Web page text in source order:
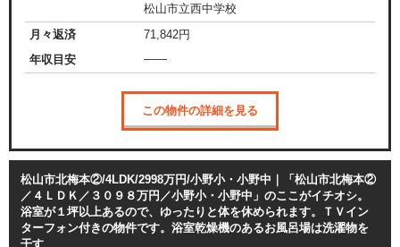
松山市立西中学校
月々返済
71,842円
年収目安
——
この物件の詳細を見る
松山市北梅本②/4LDK/2998万円/小野小・小野中｜「松山市北梅本②
／４ＬＤＫ／３０９８万円／小野小・小野中」のここがイチオシ。
浴室が１坪以上あるので、ゆったりと体を休められます。ＴＶイン
ターフォン付きの物件です。浴室乾燥機のあるお風呂場は洗濯物を
干す